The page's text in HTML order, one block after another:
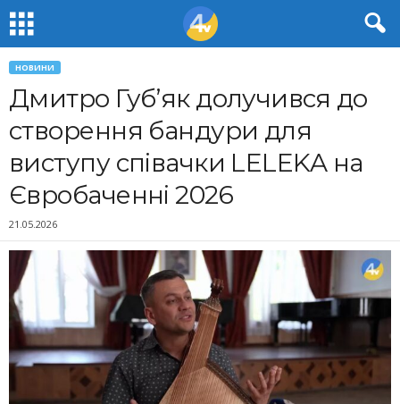
НОВИНИ
Дмитро Губ’як долучився до
створення бандури для
виступу співачки LELEKA на
Євробаченні 2026
21.05.2026